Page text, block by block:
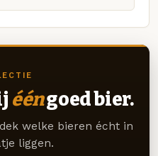
ééngoed bier.
welke bieren écht in
liggen.